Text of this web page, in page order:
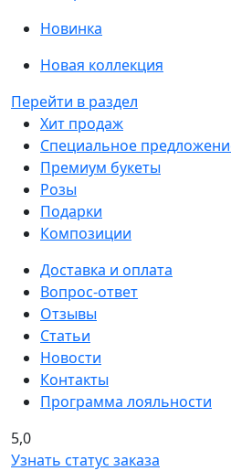
Новинка
Новая коллекция
Перейти в раздел
Хит продаж
Специальное
Премиум букеты
Розы
Подарки
Композиции
Доставка и оплата
Вопрос-ответ
Отзывы
Статьи
Новости
Контакты
Программа лояльности
5,0
Узнать статус заказа